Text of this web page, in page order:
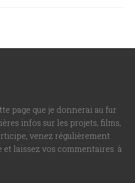
page que je donnerai au fur
infos sur les projets, films,
venez régulièrement
et laissez vos commentaires. à